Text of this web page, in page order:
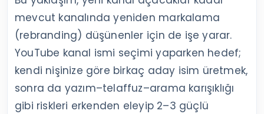
mevcut kanalında yeniden markalama
(rebranding) düşünenler için de işe yarar.
YouTube kanal ismi seçimi yaparken hedef;
kendi nişinize göre birkaç aday isim üretmek,
sonra da yazım–telaffuz–arama karışıklığı
gibi riskleri erkenden eleyip 2–3 güçlü